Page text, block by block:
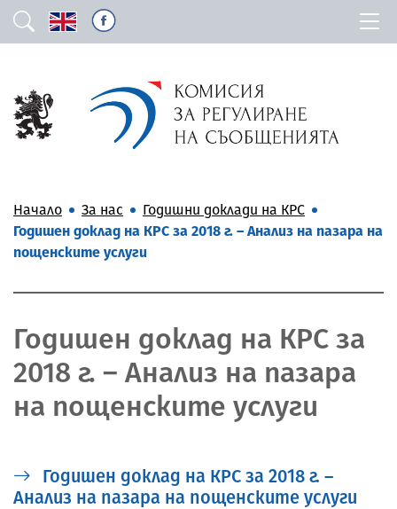
Начало За нас
Годишни доклади на КРС
Годишен доклад на КРС за 2018 г. – Анализ на пазара на
пощенските услуги
Годишен доклад на КРС за
2018 г. – Анализ на пазара
на пощенските услуги
Годишен доклад на КРС за 2018 г. –
Анализ на пазара на пощенските услуги